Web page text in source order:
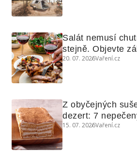
Salát nemusí
stejně. Objevte
využijete i na
20. 07. 2026Vaření.cz
Z obyčejných
dezert: 7
a koláčů
15. 07. 2026Vaření.cz